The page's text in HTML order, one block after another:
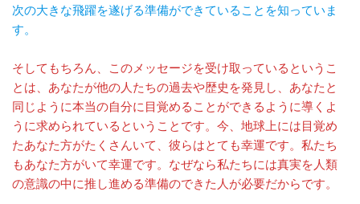
次の大きな飛躍を遂げる準備ができていることを知っていま
す。
そしてもちろん、このメッセージを受け取っているというこ
とは、あなたが他の人たちの過去や歴史を発見し、あなたと
同じように本当の自分に目覚めることができるように導くよ
うに求められているということです。今、地球上には目覚め
たあなた方がたくさんいて、彼らはとても幸運です。私たち
もあなた方がいて幸運です。なぜなら私たちには真実を人類
の意識の中に推し進める準備のできた人が必要だからです。